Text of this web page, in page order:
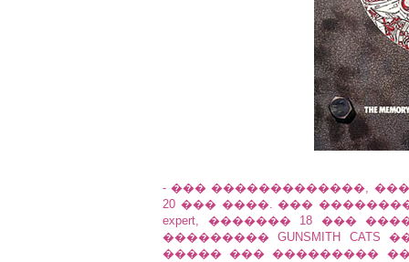
- ��� �������������,
20 ��� ����. ���
expert, ������� 18 ��� ����.
��������� GUNSMITH CATS
����� ��� ���������